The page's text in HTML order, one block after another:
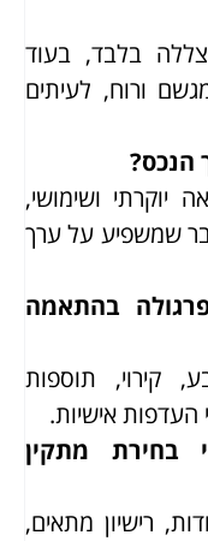
בלבד, בעוד
ורוח, לעיתים
הנכס?
יוקרתי ושימושי,
שמשפיע על ערך
בהתאמה
קירוי, תוספות
העדפות אישיות.
בחירת מתקין
רישיון מתאים,